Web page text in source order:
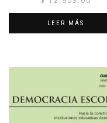
LEER MÁS